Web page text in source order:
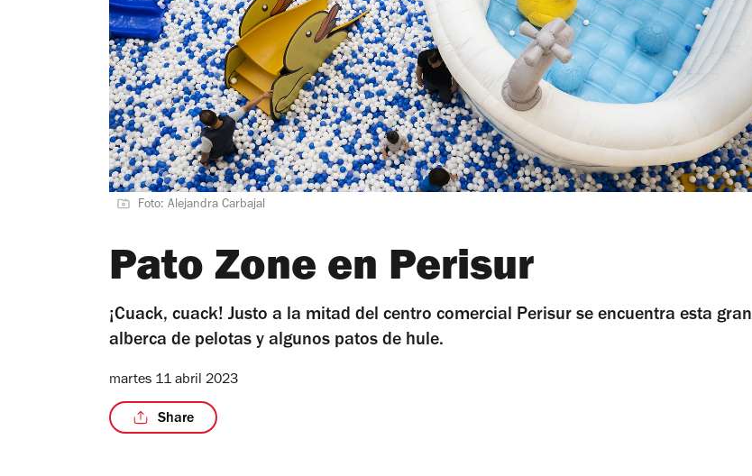
Foto: Alejandra Carbajal
Pato Zone en Perisur
¡Cuack, cuack! Justo a la mitad del centro comercial Perisur se encuentra esta gran
alberca de pelotas y algunos patos de hule.
martes 11 abril 2023
Share